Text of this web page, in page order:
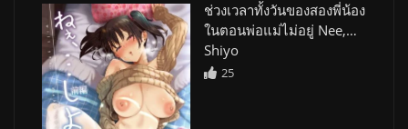
ช่วงเวลาทั้งวันของสองพี่น้อง
ในตอนพ่อแม่ไม่อยู่ Nee,…
Shiyo
25